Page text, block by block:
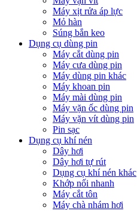
Máy xịt rửa áp lực
Mỏ hàn
Súng bắn keo
Dụng cụ dùng pin
Máy cắt dùng pin
Máy cưa dùng pin
Máy dùng pin khác
Máy khoan pin
Máy mài dùng pin
Máy vặn ốc dùng pin
Máy vặn vít dùng pin
Pin sạc
Dụng cụ khí nén
Dây hơi
Dây hơi tự rút
Dụng cụ khí nén khác
Khớp nối nhanh
Máy cắt tôn
Máy chà nhám hơi